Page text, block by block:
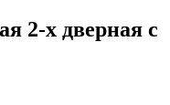
2-х дверная с